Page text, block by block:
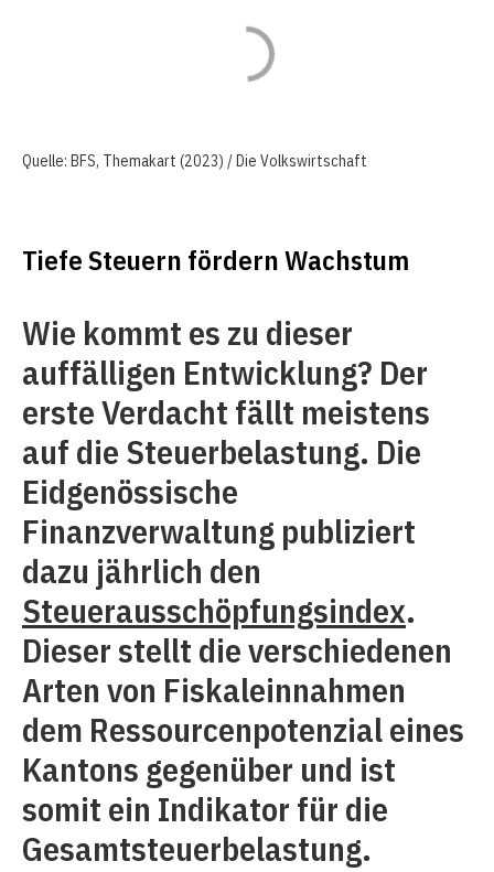
Quelle: BFS, Themakart (2023) / Die Volkswirtschaft
Tiefe Steuern fördern Wachstum
Wie kommt es zu dieser
auffälligen Entwicklung? Der
erste Verdacht fällt meistens
auf die Steuerbelastung. Die
Eidgenössische
Finanzverwaltung publiziert
dazu jährlich den
Steuerausschöpfungsindex.
Dieser stellt die verschiedenen
Arten von Fiskaleinnahmen
dem Ressourcenpotenzial eines
Kantons gegenüber und ist
somit ein Indikator für die
Gesamtsteuerbelastung.